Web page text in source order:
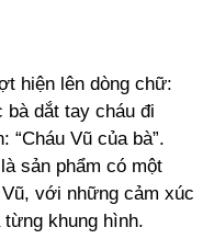
hiện lên dòng chữ:
bà dắt tay cháu đi
“Cháu Vũ của bà”.
sản phẩm có một
với những cảm xúc
khung hình.